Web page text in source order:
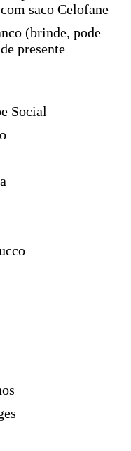
saco Celofane
(brinde, pode
presente
Social